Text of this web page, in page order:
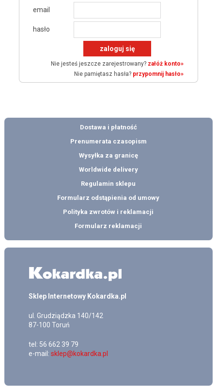
email
hasło
Nie jesteś jeszcze zarejestrowany? załóż konto»
Nie pamiętasz hasła? przypomnij hasło»
Dostawa i płatność
Prenumerata czasopism
Wysyłka za granicę
Worldwide delivery
Regulamin sklepu
Formularz odstąpienia od umowy
Polityka zwrotów i reklamacji
Formularz reklamacji
Sklep Internetowy Kokardka.pl
ul. Grudziądzka 140/142
87-100 Toruń
tel: 56 662 39 79
e-mail: sklep@kokardka.pl